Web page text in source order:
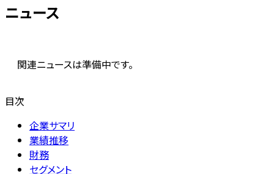
ニュース
関連ニュースは準備中です。
目次
企業サマリ
業績推移
財務
セグメント